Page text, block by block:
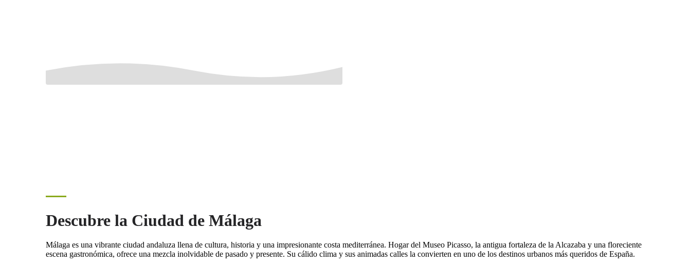
Descubre la Ciudad de Málaga
Málaga es una vibrante ciudad andaluza llena de cultura, historia y una impresionante costa mediterránea. Hogar del Museo Picasso, la antigua fortaleza de la Alcazaba y una floreciente
escena gastronómica, ofrece una mezcla inolvidable de pasado y presente. Su cálido clima y sus animadas calles la convierten en uno de los destinos urbanos más queridos de España.